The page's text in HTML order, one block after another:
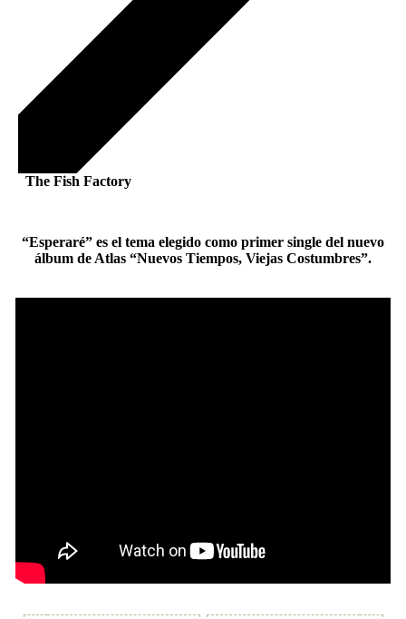
The Fish Factory
“Esperaré” es el tema elegido como primer single del nuevo
álbum de Atlas “Nuevos Tiempos, Viejas Costumbres”.